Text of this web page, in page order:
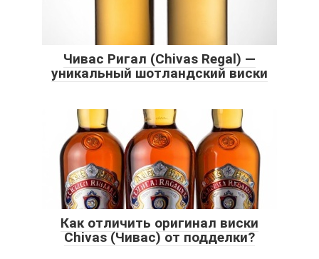
Чивас Ригал (Chivas Regal) —
уникальный шотландский виски
Как отличить оригинал виски
Chivas (Чивас) от подделки?